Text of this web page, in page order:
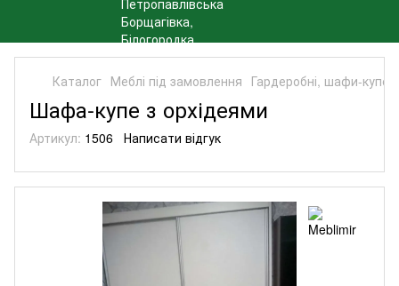
Каталог Меблі під замовлення Гардеробні, шафи-
Шафа-купе з орхідеями
Артикул: 1506 Написати відгук